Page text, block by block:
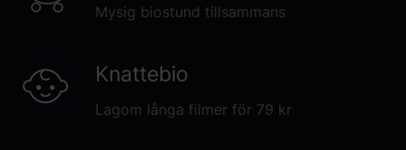
Mysig biostund tillsammans
Knattebio
Lagom långa filmer för 79 kr